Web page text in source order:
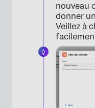
nouveau
donner
Veillez à